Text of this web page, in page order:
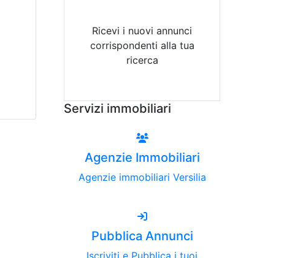
Ricevi i nuovi annunci
corrispondenti alla tua
ricerca
Servizi immobiliari
Agenzie Immobiliari
Agenzie immobiliari Versilia
Pubblica Annunci
Iscriviti e Pubblica i tuoi